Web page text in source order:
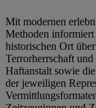
Mit modernen
Methoden informiert
historischen Ort
Terrorherrschaft
Haftanstalt sowie
der jeweiligen